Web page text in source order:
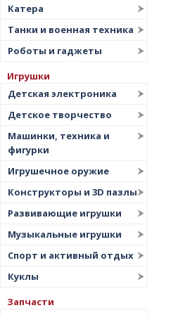
Катера
Танки и военная техника
Роботы и гаджеты
Игрушки
Детская электроника
Детское творчество
Машинки, техника и
фигурки
Игрушечное оружие
Конструкторы и 3D пазлы
Развивающие игрушки
Музыкальные игрушки
Спорт и активный отдых
Куклы
Запчасти